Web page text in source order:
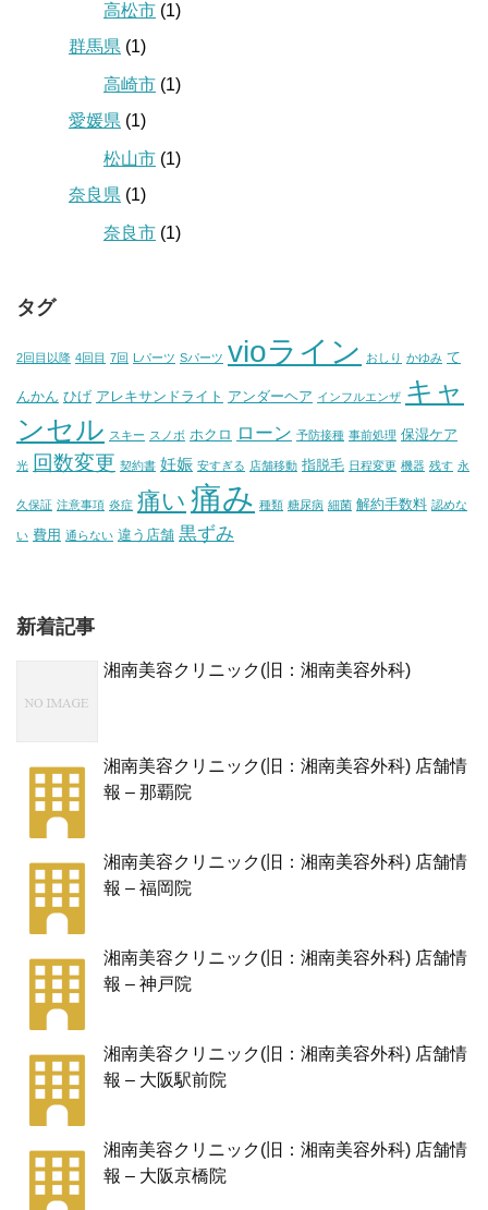
高松市 (1)
群馬県 (1)
高崎市 (1)
愛媛県 (1)
松山市 (1)
奈良県 (1)
奈良市 (1)
タグ
2回目以降 4回目 7回 Lパーツ Sパーツ vioライン おしり かゆみ て
んかん ひげ アレキサンドライト アンダーヘア インフルエンザ キャ
ンセル スキー スノボ ホクロ ローン 予防接種 事前処理 保湿ケア
光 回数変更 契約書 妊娠 安すぎる 店舗移動 指脱毛 日程変更 機器 残す 永
久保証 注意事項 炎症 痛い 痛み 種類 糖尿病 細菌 解約手数料 認めな
い 費用 通らない 違う店舗 黒ずみ
新着記事
湘南美容クリニック(旧：湘南美容外科)
湘南美容クリニック(旧：湘南美容外科) 店舗情
報 – 那覇院
湘南美容クリニック(旧：湘南美容外科) 店舗情
報 – 福岡院
湘南美容クリニック(旧：湘南美容外科) 店舗情
報 – 神戸院
湘南美容クリニック(旧：湘南美容外科) 店舗情
報 – 大阪駅前院
湘南美容クリニック(旧：湘南美容外科) 店舗情
報 – 大阪京橋院